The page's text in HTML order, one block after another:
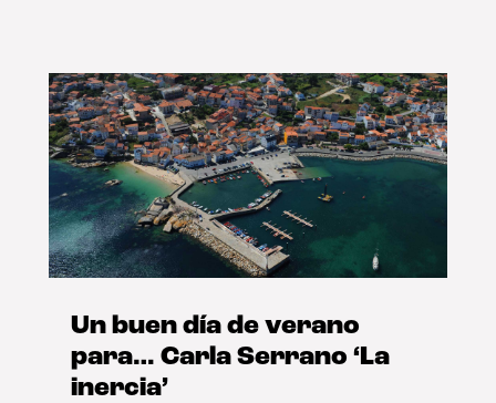
Un buen día de verano
para… Carla Serrano ‘La
inercia’